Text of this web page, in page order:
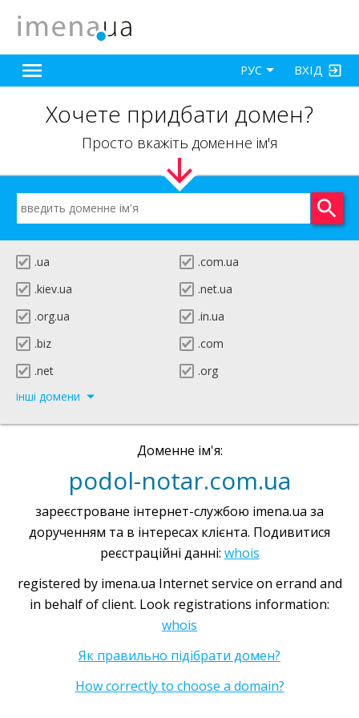
ВХІД
РУС
Хочете придбати домен?
Просто вкажіть доменне ім'я
.ua
.com.ua
.kiev.ua
.net.ua
.org.ua
.in.ua
.biz
.com
.net
.org
інші домени
Доменне ім'я:
podol-notar.com.ua
зареєстроване інтернет-службою imena.ua за
дорученням та в інтересах клієнта. Подивитися
реєстраційні данні: whois
registered by imena.ua Internet service on errand and
in behalf of client. Look registrations information:
whois
Як правильно підібрати домен?
How correctly to choose a domain?